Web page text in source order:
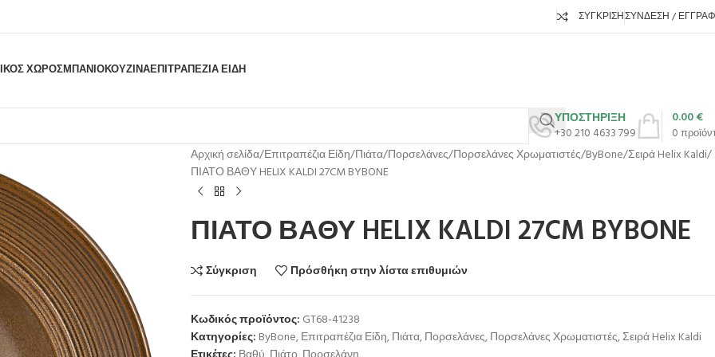
ΣΎΓΚΡΙΣΗΣΎΝΔΕΣΗ /
ΧΩΡΟΣΜΠΆΝΙΟΚΟΥΖΊΝΑΕΠΙΤΡΑΠΈΖΙΑ ΕΊΔΗ
ΥΠΟΣΤΗΡΙΞΗ
+30 210 4633 799
0
0.00€
Αρχική σελίδα Επιτραπέζια Είδη Πιάτα Πορσελάνες Πορσελάνες Χρωματιστές ByBone Σειρά Helix Kaldi
ΠΙΑΤΟ ΒΑΘΥ HELIX KALDI 27CM BYBONE
ΠΙΑΤΟ ΒΑΘΥ HELIX KALDI 27CM BYBONE
Σύγκριση Πρόσθήκη στην λίστα επιθυμιών
Κωδικός προϊόντος: GT68-41238
Κατηγορίες: ByBone,Επιτραπέζια Είδη,Πιάτα,Πορσελάνες,Πορσελάνες Χρωματιστές,Σειρά Helix Kaldi